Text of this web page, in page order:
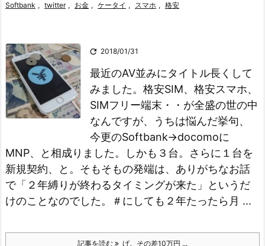
Softbank , twitter , お金 , ケータイ , スマホ , 格安
 2018/01/31
最近のAV並みにタイトル長くして
みました。 格安SIM、格安スマホ、
SIMフリー端末・・が全盛の世の中
なんですが、うちは悩んだ挙句、
今更のSoftbank→docomoに
MNP、と相成りました。しかも３台。さらに１台を
新規契約、と。 そもそもの発端は、ありがちなお話
で「２年縛りが終わるタイミングが来た」というだ
けのことなのでした。
＃にしても２年たったら月 ...
記事を読む げ。その差10万円 ...